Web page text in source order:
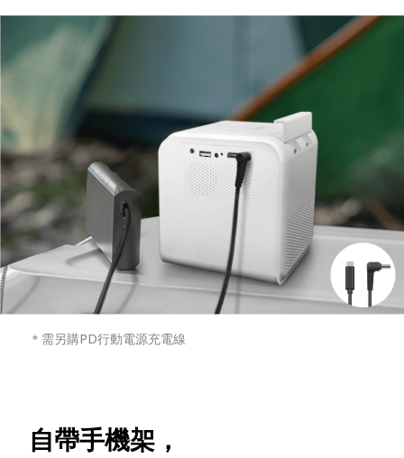
＊需另購PD行動電源充電線
自帶手機架，